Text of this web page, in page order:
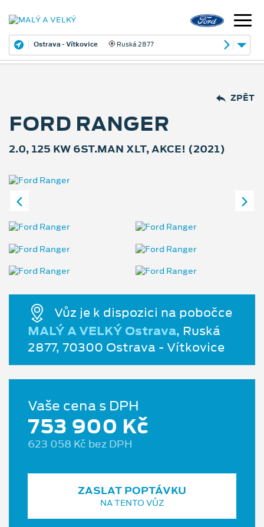
Ostrava - Vítkovice Ruská 2877
ZPĚT
FORD RANGER
2.0, 125 KW 6ST.MAN XLT, AKCE! (2021)
Vůz je k dispozici na pobočce
MALÝ A VELKÝ Ostrava, Ruská
2877, 70300 Ostrava - Vítkovice
Vaše cena s DPH
753 900 Kč
623 058 Kč bez DPH
ZASLAT POPTÁVKU
NA TENTO VŮZ